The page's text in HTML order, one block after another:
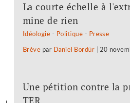
La courte échelle à
mine de rien
Idéologie - Politique - Presse
Brève par Daniel Bordür 20
Une pétition contre la
TER